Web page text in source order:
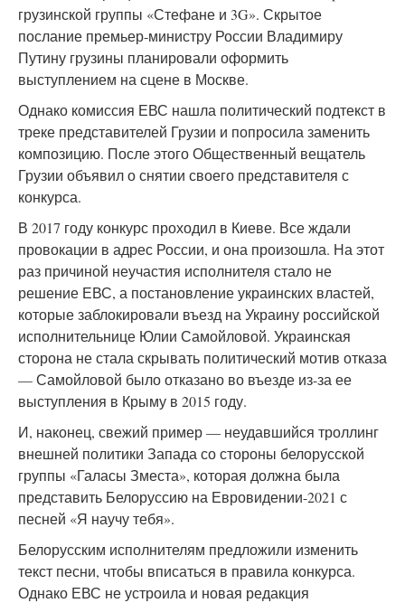
грузинской группы «Стефане и 3G». Скрытое
послание премьер-министру России Владимиру
Путину грузины планировали оформить
выступлением на сцене в Москве.
Однако комиссия ЕВС нашла политический подтекст в
треке представителей Грузии и попросила заменить
композицию. После этого Общественный вещатель
Грузии объявил о снятии своего представителя с
конкурса.
В 2017 году конкурс проходил в Киеве. Все ждали
провокации в адрес России, и она произошла. На этот
раз причиной неучастия исполнителя стало не
решение ЕВС, а постановление украинских властей,
которые заблокировали въезд на Украину российской
исполнительнице Юлии Самойловой. Украинская
сторона не стала скрывать политический мотив отказа
— Самойловой было отказано во въезде из-за ее
выступления в Крыму в 2015 году.
И, наконец, свежий пример — неудавшийся троллинг
внешней политики Запада со стороны белорусской
группы «Галасы Зместа», которая должна была
представить Белоруссию на Евровидении-2021 с
песней «Я научу тебя».
Белорусским исполнителям предложили изменить
текст песни, чтобы вписаться в правила конкурса.
Однако ЕВС не устроила и новая редакция